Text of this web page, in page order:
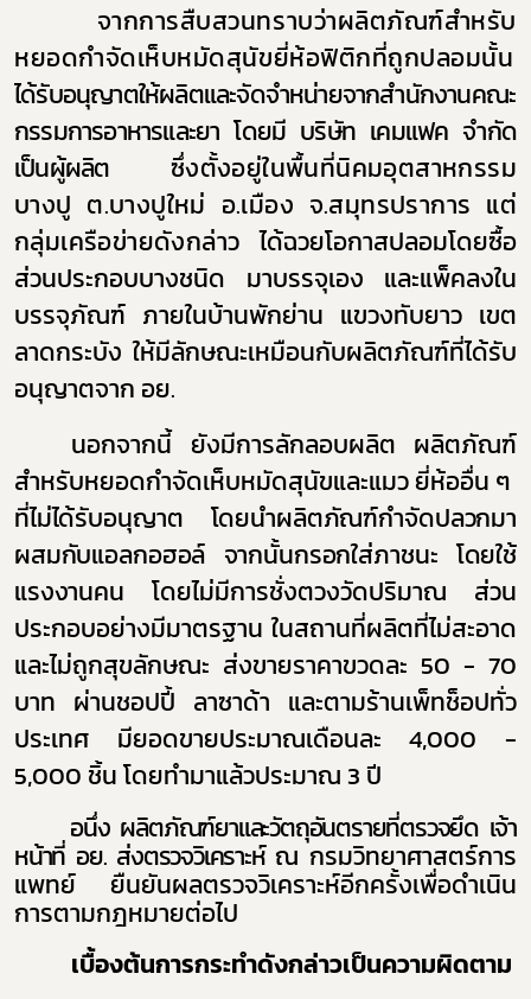
จากการสืบสวนทราบว่าผลิตภัณฑ์สำหรับ
หยอดกำจัดเห็บหมัดสุนัขยี่ห้อฟิติกที่ถูกปลอมนั้น
ได้รับอนุญาตให้ผลิตและจัดจำหน่ายจากสำนักงานคณะ
กรรมการอาหารและยา โดยมี บริษัท เคมแฟค จำกัด
เป็นผู้ผลิต
ซึ่งตั้งอยู่ในพื้นที่นิคมอุตสาหกรรม
บางปู ต.บางปูใหม่ อ.เมือง จ.สมุทรปราการ แต่
กลุ่มเครือข่ายดังกล่าว ได้ฉวยโอกาสปลอมโดยซื้อ
ส่วนประกอบบางชนิด มาบรรจุเอง และแพ็คลงใน
บรรจุภัณฑ์ ภายในบ้านพักย่าน แขวงทับยาว เขต
ลาดกระบังให้มีลักษณะเหมือนกับผลิตภัณฑ์ที่ได้รับ
อนุญาตจาก อย.
นอกจากนี้ ยังมีการลักลอบผลิต ผลิตภัณฑ์
สำหรับหยอดกำจัดเห็บหมัดสุนัขและแมว ยี่ห้ออื่น ๆ
ที่ไม่ได้รับอนุญาต โดยนำผลิตภัณฑ์กำจัดปลวกมา
ผสมกับแอลกอฮอล์ จากนั้นกรอกใส่ภาชนะ โดยใช้
แรงงานคน โดยไม่มีการชั่งตวงวัดปริมาณ ส่วน
ประกอบอย่างมีมาตรฐาน ในสถานที่ผลิตที่ไม่สะอาด
และไม่ถูกสุขลักษณะ ส่งขายราคาขวดละ 50 - 70
บาท ผ่านชอปปี้ ลาซาด้า และตามร้านเพ็ทช็อปทั่ว
ประเทศ มียอดขายประมาณเดือนละ 4,000 -
5,000 ชิ้น โดยทำมาแล้วประมาณ 3 ปี
อนึ่ง ผลิตภัณฑ์ยาและวัตถุอันตรายที่ตรวจยึด เจ้า
หน้าที่ อย. ส่งตรวจวิเคราะห์ ณ กรมวิทยาศาสตร์การ
แพทย์ ยืนยันผลตรวจวิเคราะห์อีกครั้งเพื่อดำเนิน
การตามกฎหมายต่อไป
เบื้องต้นการกระทำดังกล่าวเป็นความผิดตาม